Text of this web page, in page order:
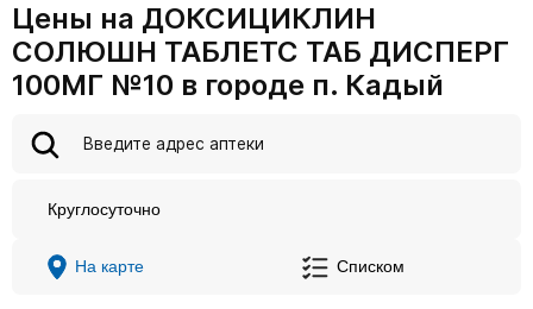
Цены на ДОКСИЦИКЛИН
СОЛЮШН ТАБЛЕТС ТАБ ДИСПЕРГ
100МГ №10 в городе п. Кадый
Круглосуточно
На карте Списком